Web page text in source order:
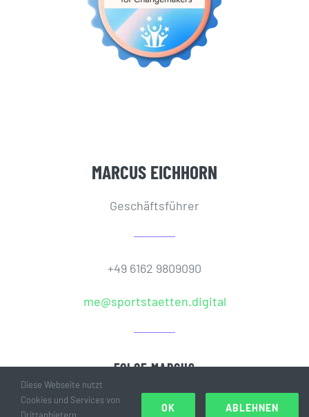
MARCUS EICHHORN
Geschäftsführer
+49 6162 9809090
me@sportstaetten.digital
FOLGE MARCUS
Diese Webseite nutzt
Cookies und Services von
OK ABLEHNEN